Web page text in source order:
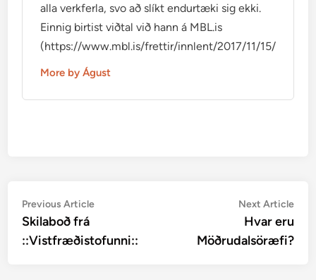
alla verkferla, svo að slíkt endurtæki sig ekki.
Einnig birtist viðtal við hann á MBL.is
(https://www.mbl.is/frettir/innlent/2017/11/15/
More by Águst
Post
navigation
Previous ArticlePrevious
Skilaboð frá
::Vistfræðistofunni::
Next Article
Hvar eru
Möðrudalsöræfi?